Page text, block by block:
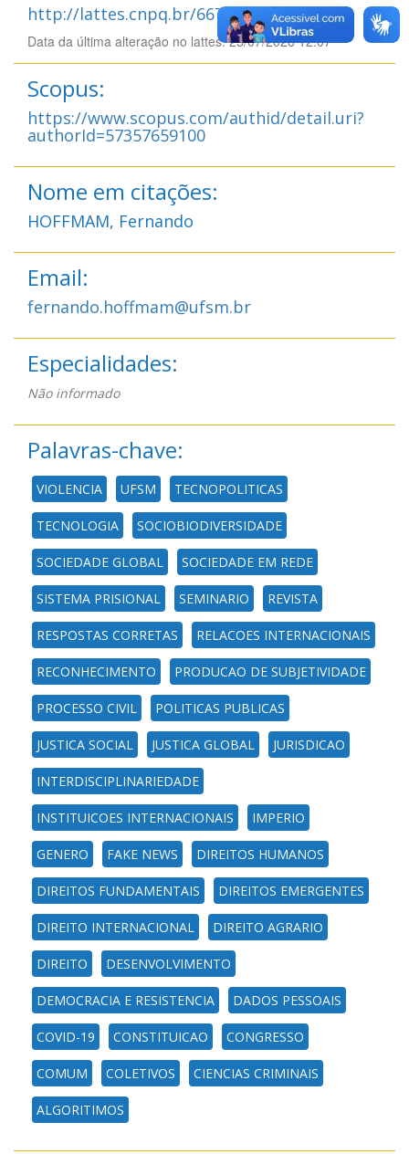
http://lattes.cnpq.br/6674587928301231
Data da última alteração no lattes: 25/07/2026 12:07
Scopus:
https://www.scopus.com/authid/detail.uri?
authorId=57357659100
Nome em citações:
HOFFMAM, Fernando
Email:
fernando.hoffmam@ufsm.br
Especialidades:
Não informado
Palavras-chave:
VIOLENCIA UFSM TECNOPOLITICAS
TECNOLOGIA SOCIOBIODIVERSIDADE
SOCIEDADE GLOBAL SOCIEDADE EM REDE
SISTEMA PRISIONAL SEMINARIO REVISTA
RESPOSTAS CORRETAS RELACOES INTERNACIONAIS
RECONHECIMENTO PRODUCAO DE SUBJETIVIDADE
PROCESSO CIVIL POLITICAS PUBLICAS
JUSTICA SOCIAL JUSTICA GLOBAL JURISDICAO
INTERDISCIPLINARIEDADE
INSTITUICOES INTERNACIONAIS IMPERIO
GENERO FAKE NEWS DIREITOS HUMANOS
DIREITOS FUNDAMENTAIS DIREITOS EMERGENTES
DIREITO INTERNACIONAL DIREITO AGRARIO
DIREITO DESENVOLVIMENTO
DEMOCRACIA E RESISTENCIA DADOS PESSOAIS
COVID-19 CONSTITUICAO CONGRESSO
COMUM COLETIVOS CIENCIAS CRIMINAIS
ALGORITIMOS